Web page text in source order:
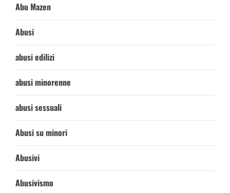
Abu Mazen
Abusi
abusi edilizi
abusi minorenne
abusi sessuali
Abusi su minori
Abusivi
Abusivismo